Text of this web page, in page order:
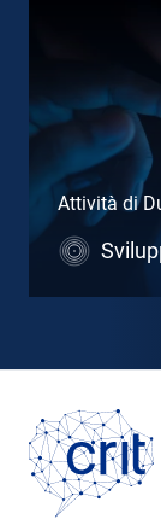
Attività di